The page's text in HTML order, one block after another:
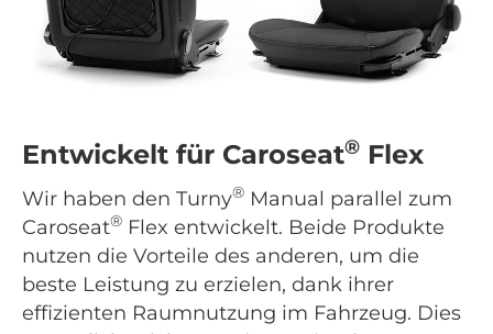
Entwickelt für Caroseat® Flex
Wir haben den Turny® Manual parallel zum
Caroseat® Flex entwickelt. Beide Produkte
nutzen die Vorteile des anderen, um die
beste Leistung zu erzielen, dank ihrer
effizienten Raumnutzung im Fahrzeug. Dies